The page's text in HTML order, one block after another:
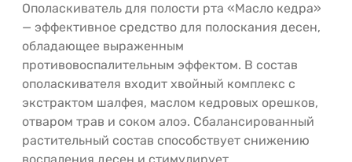
Ополаскиватель для полости рта «Масло кедра»
— эффективное средство для полоскания десен,
обладающее выраженным
противовоспалительным эффектом. В состав
ополаскивателя входит хвойный комплекс с
экстрактом шалфея, маслом кедровых орешков,
отваром трав и соком алоэ. Сбалансированный
растительный состав способствует снижению